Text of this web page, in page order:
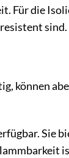
Für die
sind.
können
Sie